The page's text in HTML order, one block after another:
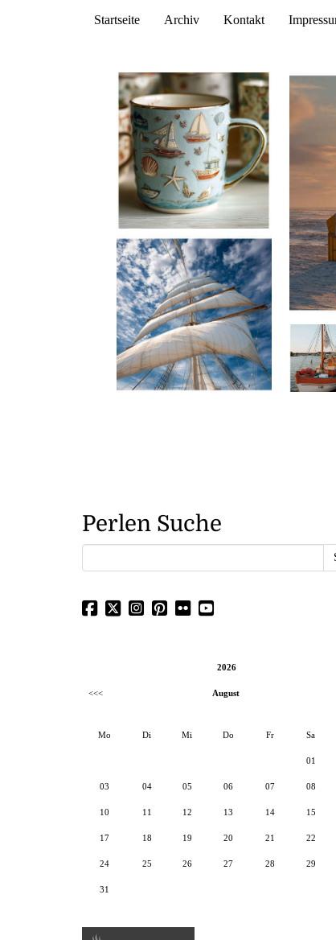
Startseite Archiv Kontakt
Perlen Suche
2026
<<< August
Mo Di Mi Do Fr Sa
01
03 04 05 06 07 08
10 11 12 13 14 15
17 18 19 20 21 22
24 25 26 27 28 29
31